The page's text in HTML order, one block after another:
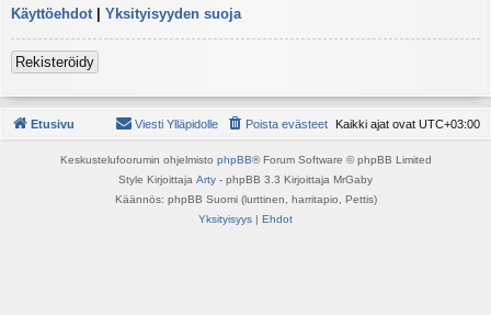
Käyttöehdot | Yksityisyyden suoja
Rekisteröidy
Etusivu Kaikki ajat ovat UTC+03:00
Poista evästeet
Viesti Ylläpidolle
Keskustelufoorumin ohjelmisto phpBB® Forum Software © phpBB Limited
Style Kirjoittaja Arty - phpBB 3.3 Kirjoittaja MrGaby
Käännös: phpBB Suomi (lurttinen, harritapio, Pettis)
Yksityisyys | Ehdot